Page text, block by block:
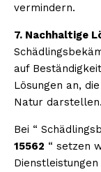
vermindern.
7. Nachhaltige
auf
Lösungen an,
Natur darstellen.
Bei “
15562 “ setzen